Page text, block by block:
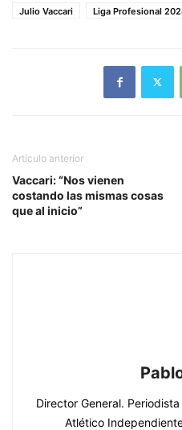
Julio Vaccari
Liga Profesional
Artículo anterior
Vaccari: “Nos vienen
costando las mismas cosas
que al inicio”
Director General.
Atlético